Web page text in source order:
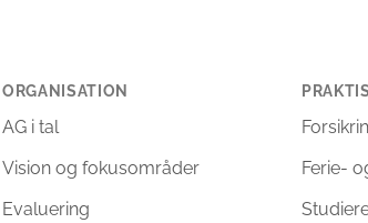
ORGANISATION
AG i tal
Vision og fokusområder
Evaluering
Ferie-